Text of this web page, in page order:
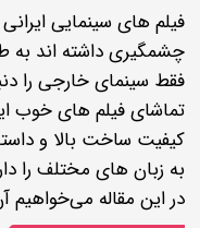
فیلم های سینمایی
چشمگیری داشته اند به
فقط سینمای خارجی را
تماشای فیلم های خوب
کیفیت ساخت بالا و
به زبان های مختلف را
در این مقاله می‌خواهیم